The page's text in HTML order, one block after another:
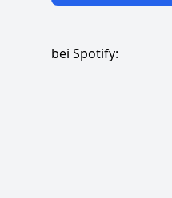
bei Spotify: